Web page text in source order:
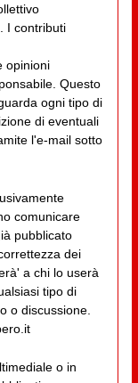
I contributi
opinioni
Questo
ogni tipo di
di eventuali
l'e-mail sotto
comunicare
pubblicato
dei
a chi lo userà
tipo di
o discussione.
o in